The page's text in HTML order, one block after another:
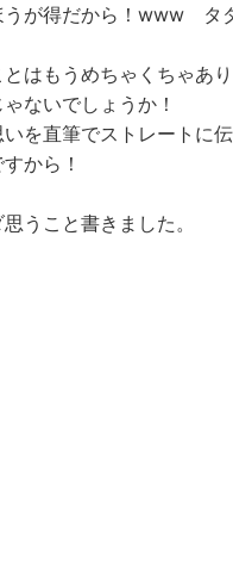
うが得だから！www タ
はもうめちゃくちゃあり
ないでしょうか！
を直筆でストレートに
から！
うこと書きました。